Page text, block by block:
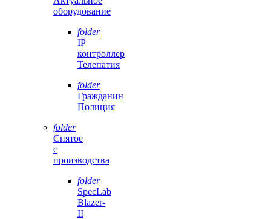
оборудование
folder
IP
контроллер
Телепатия
folder
Гражданин
Полиция
folder
Снятое
с
производства
folder
SpecLab
Blazer-
II